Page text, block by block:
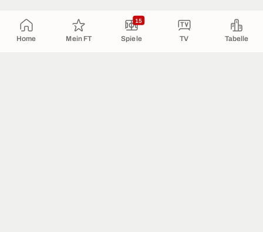
Home Mein FT Spiele
15
TV Tabelle